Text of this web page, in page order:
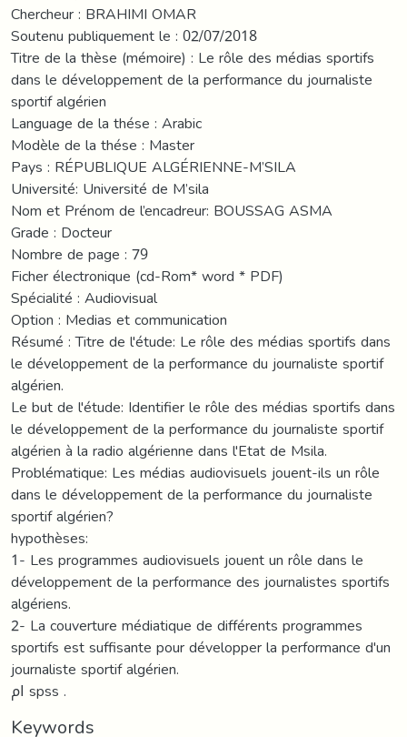
Chercheur : BRAHIMI OMAR
Soutenu publiquement le : 02/07/2018
Titre de la thèse (mémoire) : Le rôle des médias sportifs
dans le développement de la performance du journaliste
sportif algérien
Language de la thése : Arabic
Modèle de la thése : Master
Pays : RÉPUBLIQUE ALGÉRIENNE-M’SILA
Université: Université de M’sila
Nom et Prénom de l’encadreur: BOUSSAG ASMA
Grade : Docteur
Nombre de page : 79
Ficher électronique (cd-Rom* word * PDF)
Spécialité : Audiovisual
Option : Medias et communication
Résumé : Titre de l'étude: Le rôle des médias sportifs dans
le développement de la performance du journaliste sportif
algérien.
Le but de l'étude: Identifier le rôle des médias sportifs dans
le développement de la performance du journaliste sportif
algérien à la radio algérienne dans l'Etat de Msila.
Problématique: Les médias audiovisuels jouent-ils un rôle
dans le développement de la performance du journaliste
sportif algérien?
hypothèses:
1- Les programmes audiovisuels jouent un rôle dans le
développement de la performance des journalistes sportifs
algériens.
2- La couverture médiatique de différents programmes
sportifs est suffisante pour développer la performance d'un
journaliste sportif algérien.
ام spss .
Keywords